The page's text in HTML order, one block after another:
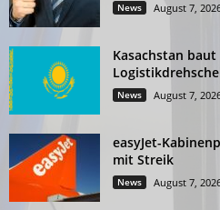
News August 7,
Kasachstan
News August 7,
easyJet-
mit Streik
News August 7,